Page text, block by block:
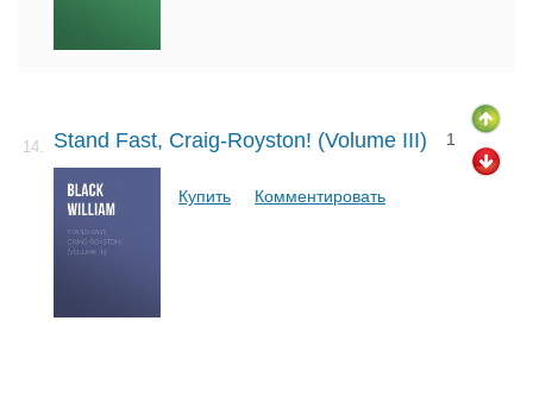
14. Stand Fast, Craig-Royston! (Volume III) 1
Купить Комментировать